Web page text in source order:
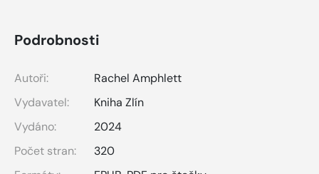
Podrobnosti
Autoři:
Rachel Amphlett
Vydavatel:
Kniha Zlín
Vydáno:
2024
Počet stran:
320